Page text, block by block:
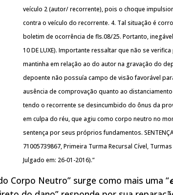
veículo 2 (autor/ recorrente), pois o choque
contra o veículo do recorrente. 4. Tal situação é
boletim de ocorrência de fls.08/25. Portanto,
10 DE LUXE). Importante ressaltar que não se
mantinha em relação ao do autor na gravação do
depoente não possuía campo de visão favorável
ausência de comprovação quanto ao
tendo o recorrente se desincumbido do ônus da
em culpa do réu, que agiu como corpo neutro no
sentença por seus próprios fundamentos. SENTENÇA
71005739867, Primeira Turma Recursal Cível,
Julgado em: 26-01-2016).”
Corpo Neutro” surge como mais uma “